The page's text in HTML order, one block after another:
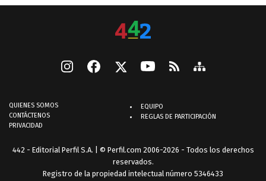
QUIENES SOMOS
CONTÁCTENOS
PRIVACIDAD
EQUIPO
REGLAS DE PARTICIPACIÓN
442 - Editorial Perfil S.A. | © Perfil.com 2006-2026 - Todos los derechos
reservados.
Registro de la propiedad intelectual número 5346433